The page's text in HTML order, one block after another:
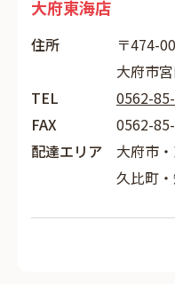
大府東海店
住所
〒474-
大府市
TEL
0562-
FAX
0562-
配達エリア
大府市
久比町